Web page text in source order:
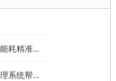
能耗监测系统如何帮机加工厂实现能耗精准分摊？
机加工车间能耗高怎么办？能碳管理系统帮您节能